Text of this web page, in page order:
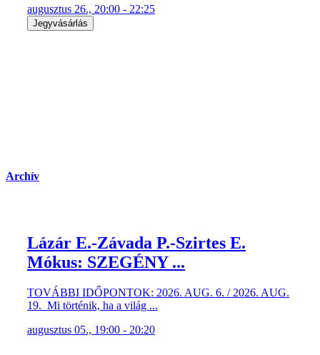
augusztus 26., 20:00 - 22:25
Jegyvásárlás
Archív
Lázár E.-Závada P.-Szirtes E.
Mókus: SZEGÉNY ...
TOVÁBBI IDŐPONTOK: 2026. AUG. 6. / 2026. AUG.
19. Mi történik, ha a világ ...
augusztus 05., 19:00 - 20:20